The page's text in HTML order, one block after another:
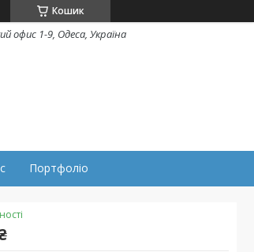
Кошик
офис 1-9, Одеса, Україна
Портфоліо